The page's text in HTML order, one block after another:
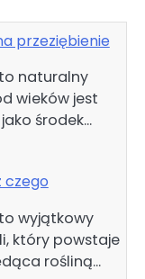
przeziębienie
naturalny
wieków jest
środek…
czego
wyjątkowy
który powstaje
rośliną…